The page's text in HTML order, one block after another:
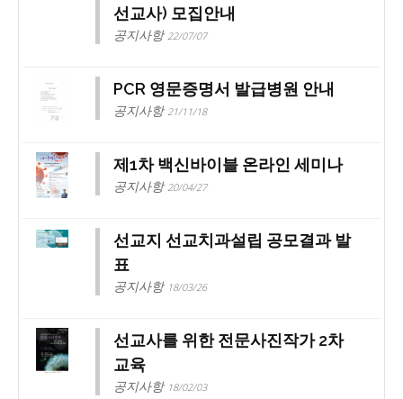
선교사) 모집안내
공지사항 22/07/07
PCR 영문증명서 발급병원 안내
공지사항 21/11/18
제1차 백신바이블 온라인 세미나
공지사항 20/04/27
선교지 선교치과설립 공모결과 발
표
공지사항 18/03/26
선교사를 위한 전문사진작가 2차
교육
공지사항 18/02/03